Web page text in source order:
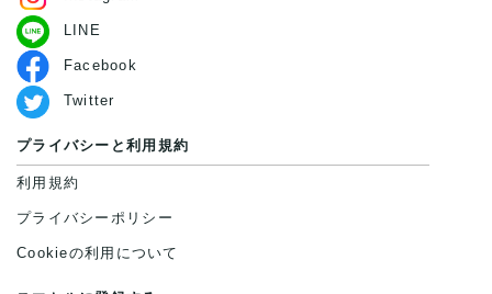
LINE
Facebook
Twitter
プライバシーと利用規約
利用規約
プライバシーポリシー
Cookieの利用について